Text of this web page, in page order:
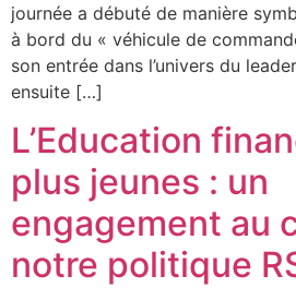
journée a débuté de manière
à bord du « véhicule de
son entrée dans l’univers du
ensuite […]
L’Education
plus jeunes : un
engagement au
notre politique